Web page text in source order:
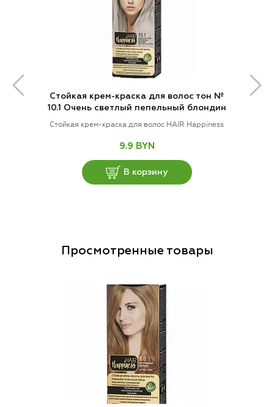
Стойкая крем-краска для волос тон №
10.1 Очень светлый пепельный блондин
Стойкая крем-краска для волос HAIR Happiness
9.9 BYN
В корзину
Просмотренные товары